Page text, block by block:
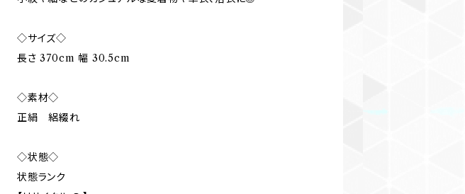
◇サイズ◇
長さ 370cm 幅 30.5cm
◇素材◇
正絹 絽綴れ
◇状態◇
状態ランク